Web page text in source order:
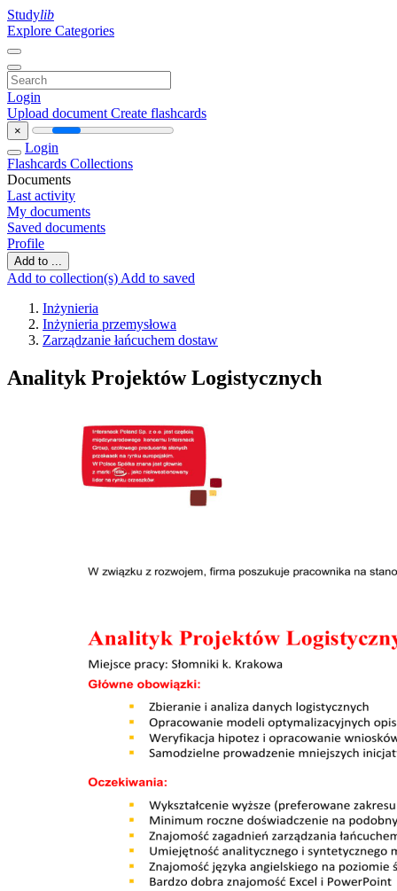
Studylib
Explore Categories
Login
Upload document Create flashcards
×
Login
Flashcards Collections
Documents
Last activity
My documents
Saved documents
Profile
Add to ...
Add to collection(s) Add to saved
Inżynieria
Inżynieria przemysłowa
Zarządzanie łańcuchem dostaw
Analityk Projektów Logistycznych